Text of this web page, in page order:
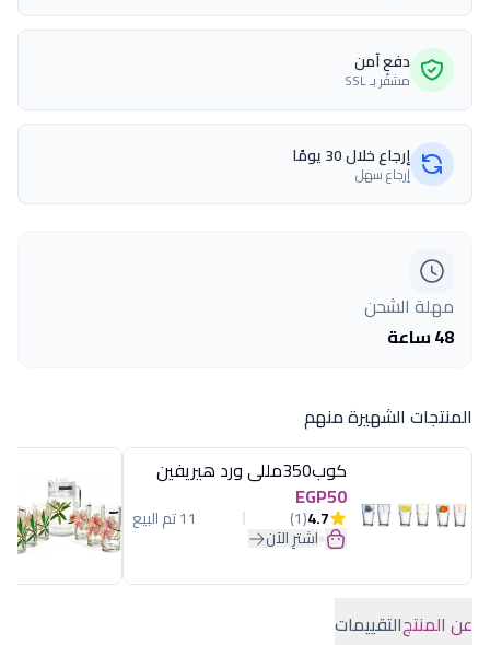
دفع آمن
مشفّر بـ SSL
إرجاع خلال 30 يومًا
إرجاع سهل
مهلة الشحن
48 ساعة
المنتجات الشهيرة منهم
كوب350مللى ورد هيريفين
EGP50
4.7
(1) 11 تم البيع
اشترِ الآن
عن المنتجالتقييمات